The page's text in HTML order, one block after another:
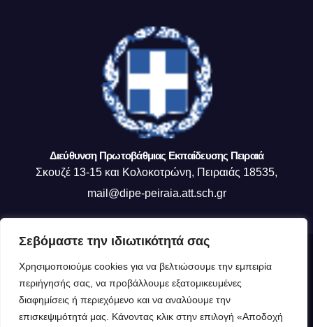
Σεβόμαστε την ιδιωτικότητά σας
Χρησιμοποιούμε cookies για να βελτιώσουμε την εμπειρία
περιήγησής σας, να προβάλλουμε εξατομικευμένες
διαφημίσεις ή περιεχόμενο και να αναλύουμε την
επισκεψιμότητά μας. Κάνοντας κλικ στην επιλογή «Αποδοχή
Διεύθυνση Πρωτοβάθμιας Εκπαίδευσης Πειραιά
Σκουζέ 13-15 και Κολοκοτρώνη, Πειραιάς 18535,
mail@dipe-peiraia.att.sch.gr
Δημιουργήθηκε από το digital2000 με την Υποστήριξη του WordPress
Θέμα: Newsup από
Themeansar
Η ΔΙΕΥΘΥΝΣΗ ΜΑΣ Οργανόγραμμα ΔΙΠΕ Πειραιά